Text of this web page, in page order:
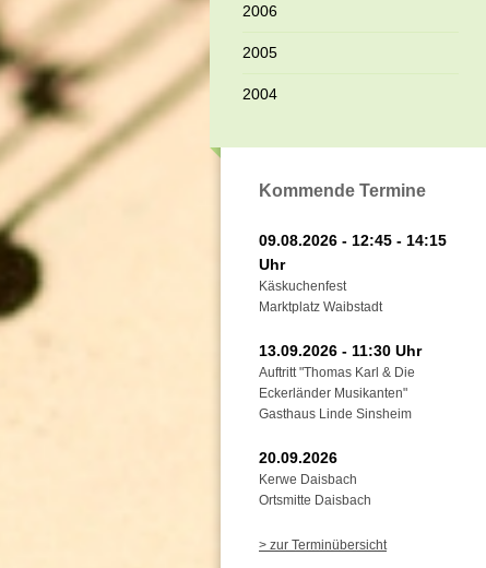
2006
2005
2004
Kommende Termine
09.08.2026 - 12:45 - 14:15
Uhr
Käskuchenfest
Marktplatz Waibstadt
13.09.2026 - 11:30 Uhr
Auftritt "Thomas Karl & Die
Eckerländer Musikanten"
Gasthaus Linde Sinsheim
20.09.2026
Kerwe Daisbach
Ortsmitte Daisbach
> zur Terminübersicht